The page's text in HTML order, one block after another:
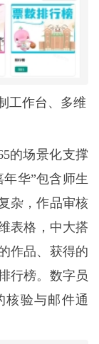
工作台、多维
的场景化支撑
华”包含师生
杂，作品审核
表格，中大搭
作品、获得的
行榜。数字员
核验与邮件通